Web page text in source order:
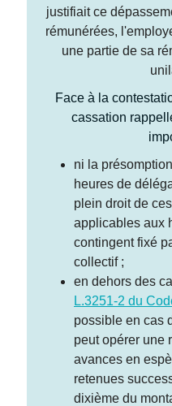
justifiait ce
rémunérées,
une partie de sa
Face à la
cassation
ni la
heures de
plein droit de
applicables aux
contingent fixé
collectif ;
en dehors des
L.3251-2 du
possible en cas
peut opérer une
avances en
retenues
dixième du